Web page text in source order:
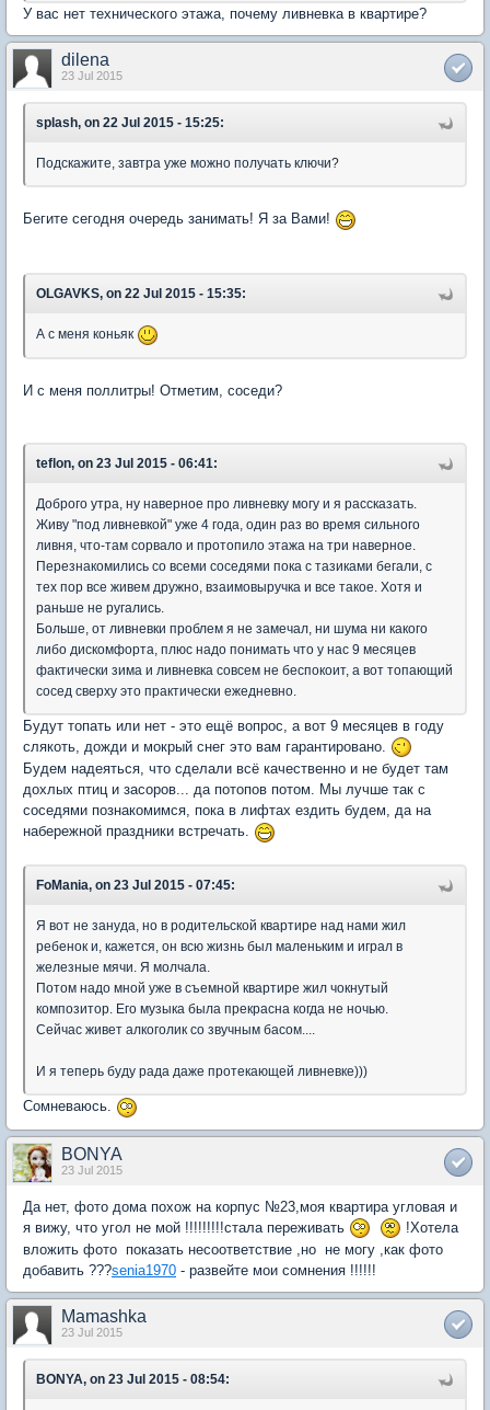
У вас нет технического этажа, почему ливневка в квартире?
dilena
23 Jul 2015
splash, on 22 Jul 2015 - 15:25:
Подскажите, завтра уже можно получать ключи?
Бегите сегодня очередь занимать! Я за Вами!
OLGAVKS, on 22 Jul 2015 - 15:35:
А с меня коньяк
И с меня поллитры! Отметим, соседи?
teflon, on 23 Jul 2015 - 06:41:
Доброго утра, ну наверное про ливневку могу и я рассказать.
Живу "под ливневкой" уже 4 года, один раз во время сильного
ливня, что-там сорвало и протопило этажа на три наверное.
Перезнакомились со всеми соседями пока с тазиками бегали, с
тех пор все живем дружно, взаимовыручка и все такое. Хотя и
раньше не ругались.
Больше, от ливневки проблем я не замечал, ни шума ни какого
либо дискомфорта, плюс надо понимать что у нас 9 месяцев
фактически зима и ливневка совсем не беспокоит, а вот топающий
сосед сверху это практически ежедневно.
Будут топать или нет - это ещё вопрос, а вот 9 месяцев в году
слякоть, дожди и мокрый снег это вам гарантировано.
Будем надеяться, что сделали всё качественно и не будет там
дохлых птиц и засоров... да потопов потом. Мы лучше так с
соседями познакомимся, пока в лифтах ездить будем, да на
набережной праздники встречать.
FoMania, on 23 Jul 2015 - 07:45:
Я вот не зануда, но в родительской квартире над нами жил
ребенок и, кажется, он всю жизнь был маленьким и играл в
железные мячи. Я молчала.
Потом надо мной уже в съемной квартире жил чокнутый
композитор. Его музыка была прекрасна когда не ночью.
Сейчас живет алкоголик со звучным басом....
И я теперь буду рада даже протекающей ливневке)))
Сомневаюсь.
BONYA
23 Jul 2015
Да нет, фото дома похож на корпус №23,моя квартира угловая и
я вижу, что угол не мой !!!!!!!!!стала переживать
!Хотела
вложить фото показать несоответствие ,но не могу ,как фото
добавить ???senia1970 - развейте мои сомнения !!!!!!
Mamashka
23 Jul 2015
BONYA, on 23 Jul 2015 - 08:54: